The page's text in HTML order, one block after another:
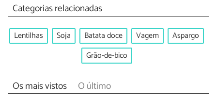
Categorias relacionadas
Lentilhas Soja Batata doce Vagem
Aspargo
Grão-de-bico
Os mais vistos O último